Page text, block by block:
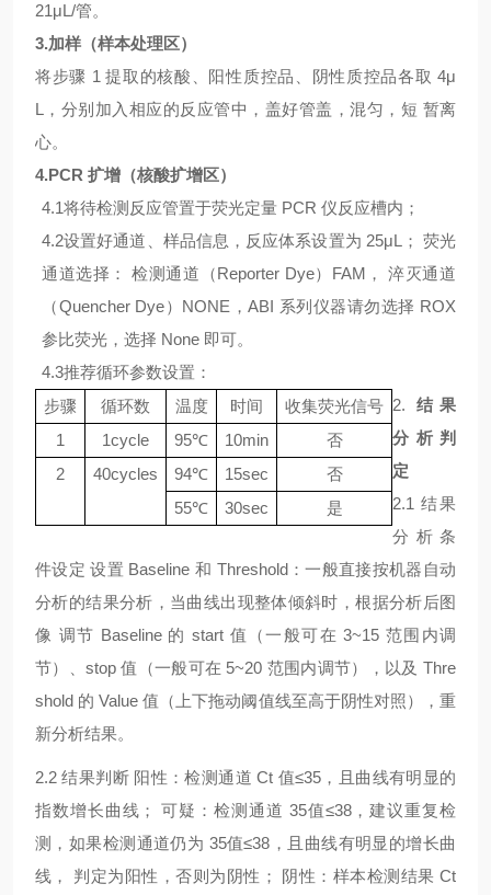
21μL/管。
3.加样（样本处理区）
将步骤 1 提取的核酸、阳性质控品、阴性质控品各取 4μ
L，分别加入相应的反应管中，盖好管盖，混匀，短 暂离
心。
4.PCR 扩增（核酸扩增区）
4.1将待检测反应管置于荧光定量 PCR 仪反应槽内；
4.2设置好通道、样品信息，反应体系设置为 25μL； 荧光
通道选择： 检测通道（Reporter Dye）FAM， 淬灭通道
（Quencher Dye）NONE，ABI 系列仪器请勿选择 ROX
参比荧光，选择 None 即可。
4.3推荐循环参数设置：
步骤
循环数 温度 时间
收集荧光信号
1
1cycle 95℃ 10min
否
2
40cycles 94℃ 15sec
否
55℃
30sec 是
2. 结果
分析判
定
2.1 结果
分析条
件设定 设置 Baseline 和 Threshold：一般直接按机器自动
分析的结果分析，当曲线出现整体倾斜时，根据分析后图
像 调节 Baseline 的 start 值（一般可在 3~15 范围内调
节）、stop 值（一般可在 5~20 范围内调节），以及 Thre
shold 的 Value 值（上下拖动阈值线至高于阴性对照），重
新分析结果。
2.2 结果判断 阳性：检测通道 Ct 值≤35，且曲线有明显的
指数增长曲线； 可疑：检测通道 35值≤38，建议重复检
测，如果检测通道仍为 35值≤38，且曲线有明显的增长曲
线， 判定为阳性，否则为阴性； 阴性：样本检测结果 Ct